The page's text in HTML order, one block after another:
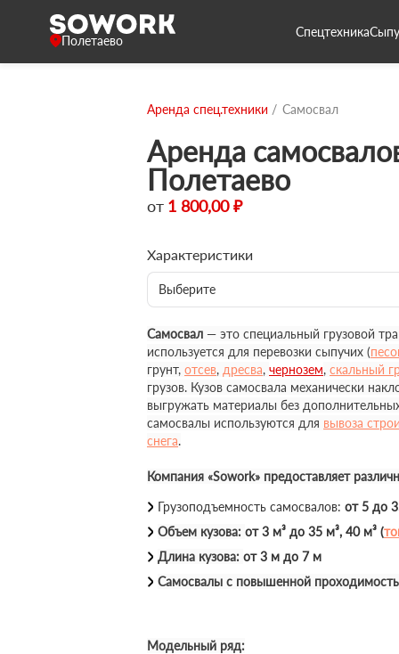
Полетаево
Спецтехника
Аренда спец.техники Самосвал
Аренда
Полетаево
от 1 800,00 ₽
Характеристики
Выберите
Самосвал — это специальный грузовой
используется для перевозки сыпучих (
грунт, отсев, дресва, чернозем, скальный
грузов. Кузов самосвала механически
выгружать материалы без
самосвалы используются для вывоза
снега.
Компания «Sowork» предоставляет
Грузоподъемность самосвалов: от 5 до
Объем кузова: от 3 м³ до 35 м³, 40 м³ (
Длина кузова: от 3 м до 7 м
Самосвалы с повышенной
Модельный ряд: